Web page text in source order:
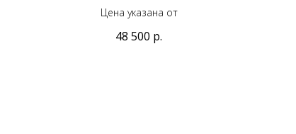
Цена указана от
48 500 р.